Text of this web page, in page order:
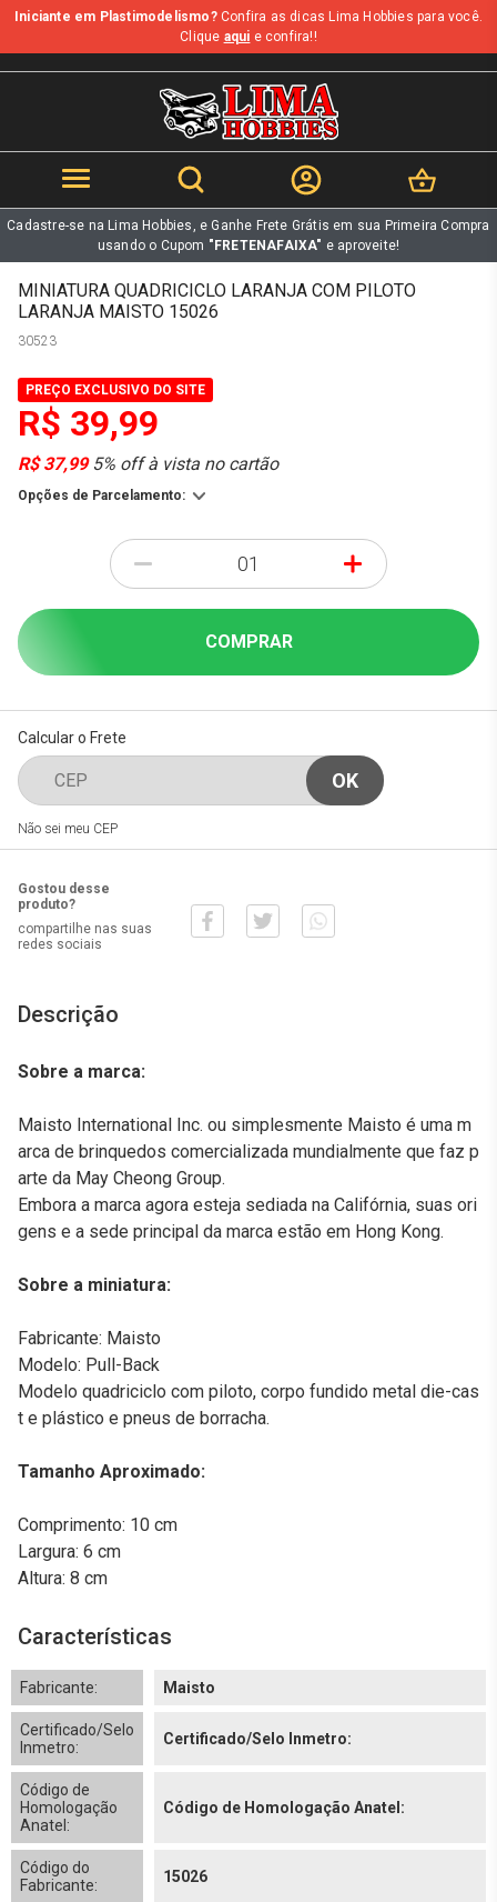
b
Iniciante em Plastimodelismo?Confira as dicas Lima Hobbies para você.
Clique aqui e confira!!
Cadastre-se na Lima Hobbies, e Ganhe Frete Grátis em sua Primeira Compra
usando o Cupom "FRETENAFAIXA" e aproveite!
MINIATURA QUADRICICLO LARANJA COM PILOTO
LARANJA MAISTO 15026
30523
PREÇO EXCLUSIVO DO SITE
R$ 39,99
R$ 37,995% off à vista no cartão
Opções de Parcelamento:
- +
COMPRAR
Calcular o Frete
Não sei meu CEP
Gostou desse
produto?
compartilhe nas suas
redes sociais
Descrição
Sobre a marca:
Maisto International Inc. ou simplesmente Maisto é uma m
arca de brinquedos comercializada mundialmente que faz p
arte da May Cheong Group.
Embora a marca agora esteja sediada na Califórnia, suas ori
gens e a sede principal da marca estão em Hong Kong.
Sobre a miniatura:
Fabricante: Maisto
Modelo: Pull-Back
Modelo quadriciclo com piloto, corpo fundido metal die-cas
t e plástico e pneus de borracha.
Tamanho Aproximado:
Comprimento: 10 cm
Largura: 6 cm
Altura: 8 cm
Características
Fabricante: Maisto
Certificado/Selo
Inmetro:
Certificado/Selo Inmetro:
Código de
Homologação
Anatel:
Código de Homologação Anatel:
Código do
Fabricante:
15026